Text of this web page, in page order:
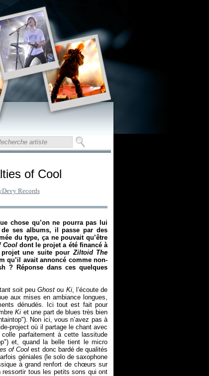
of Cool
Records
chose qu’on ne pourra pas lui
ses albums, il passe par des
du type, ça ne pouvait qu’être
Cooldont le projet a été financé à
projet une suite pourZiltoid The
qu’il avait annoncé comme non-
? Réponse dans ces quelques
soit peuGhost ou Ki, l’écoute de
aux mises en ambiance longues,
dénudés. Ici tout est fait pour
Ki et une part de blues très bien
Non ici, vous n’avez pas à
project où il partage le chant avec
parfaitement à cette lassitude
et, quand la belle tient le micro
of Cool est donc bardé de qualités
géniales (le solo de saxophone
à grand renfort de chœurs sur
ressortir tous les petits sons qui ont